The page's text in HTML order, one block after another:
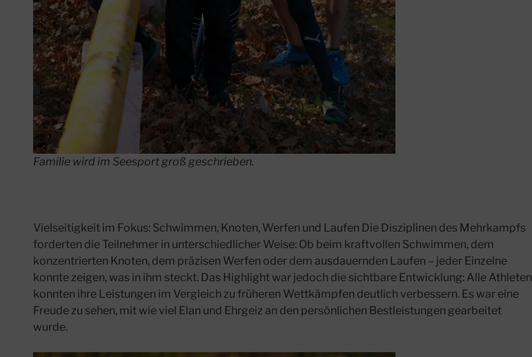
Familie wird im Seesport groß geschrieben.
Vielseitigkeit im Fokus: Schwimmen, Knoten, Werfen und Laufen Die Disziplinen des Mehrkampfs
forderten die Teilnehmer in unterschiedlicher Weise: Ob beim kraftvollen Schwimmen, dem
konzentrierten Knoten, dem präzisen Werfen oder dem ausdauernden Laufen – jeder Einzelne
konnte zeigen, was in ihm steckt. Das Highlight war jedoch die sichtbare Entwicklung: Alle Athleten
konnten ihre Leistungen im Vergleich zu früheren Wettkämpfen deutlich verbessern. Es war eine
Freude zu sehen, mit wie viel Elan und Ehrgeiz an den persönlichen Bestleistungen gearbeitet
wurde.